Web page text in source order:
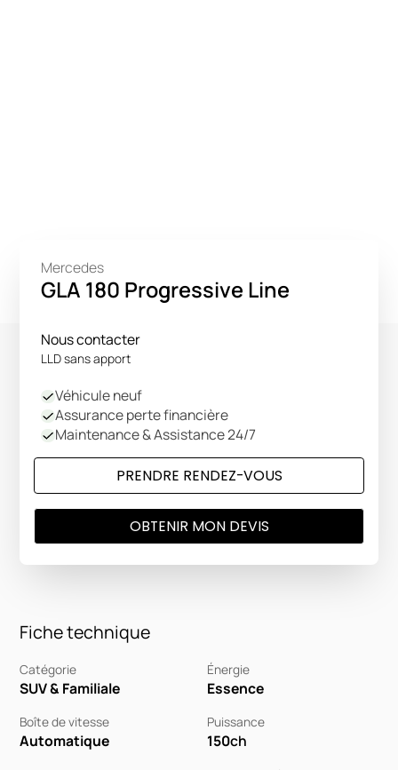
Fiche technique
Catégorie
SUV & Familiale
Énergie
Essence
Boîte de vitesse
Automatique
Puissance
150ch
Mercedes
GLA 180 Progressive Line
Nous contacter
LLD sans apport
Véhicule neuf
Assurance perte financière
Maintenance & Assistance 24/7
PRENDRE RENDEZ-VOUS
OBTENIR MON DEVIS